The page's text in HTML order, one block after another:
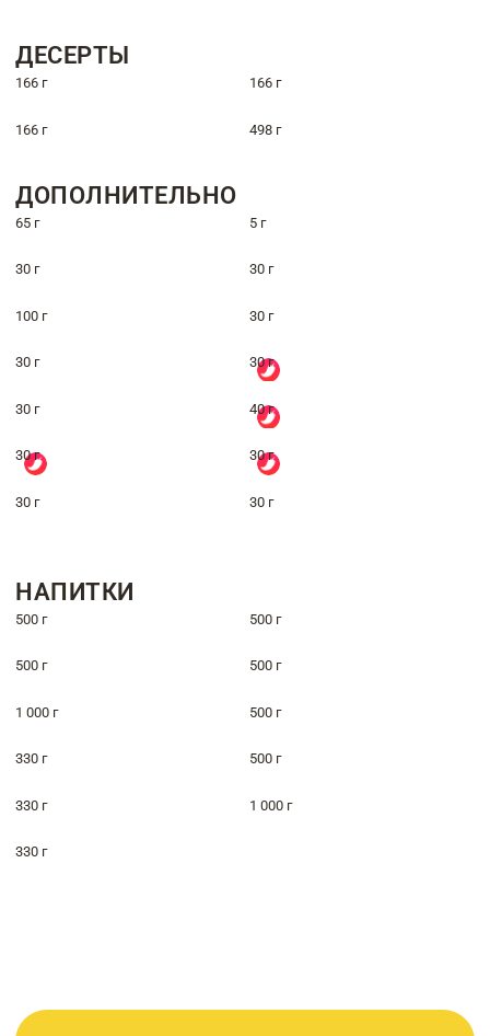
ДЕСЕРТЫ
166 г 166 г
166 г 498 г
ДОПОЛНИТЕЛЬНО
65 г 5 г
30 г 30 г
100 г 30 г
30 г 30 г
30 г 40 г
30 г 30 г
30 г 30 г
НАПИТКИ
500 г 500 г
500 г 500 г
1 000 г 500 г
330 г 500 г
330 г 1 000 г
330 г